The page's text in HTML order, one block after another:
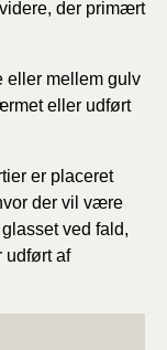
der primært
eller mellem gulv
eller udført
er placeret
der vil være
ved fald,
udført af